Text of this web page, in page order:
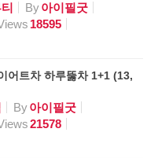
By아이필굿
18595
어트차 하루뚫차 1+1 (13,
By아이필굿
21578